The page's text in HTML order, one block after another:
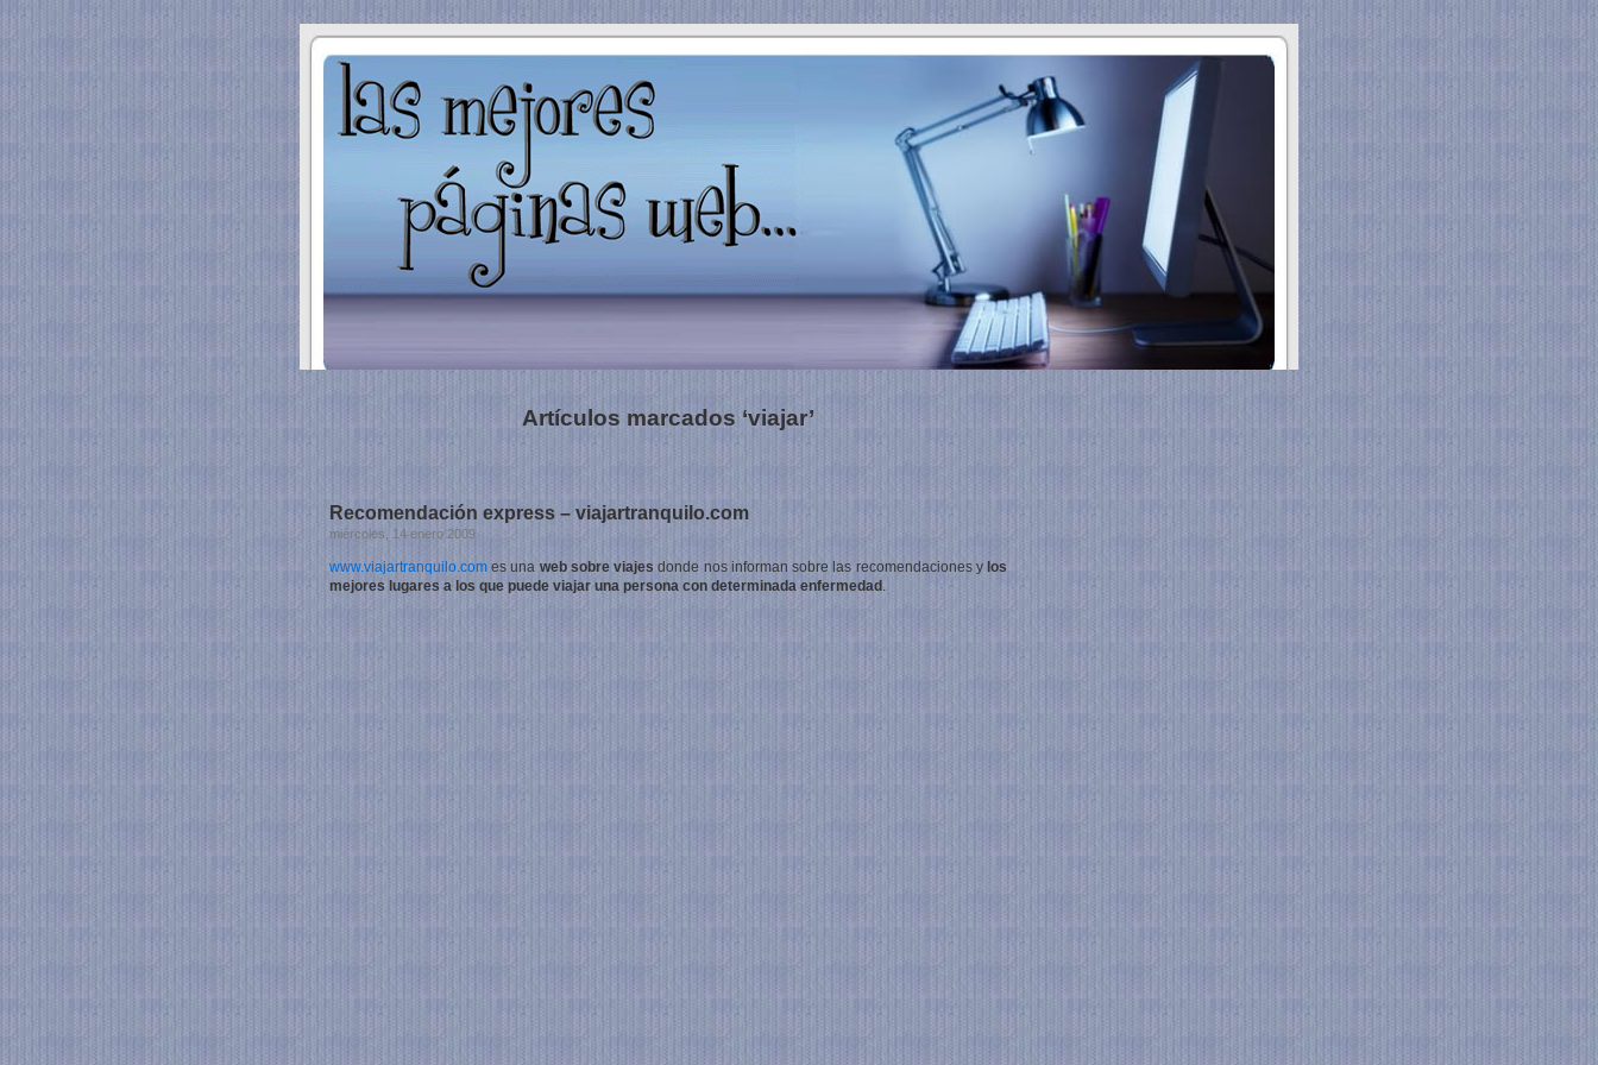
Artículos marcados ‘viajar’
Recomendación express – viajartranquilo.com
miércoles, 14 enero 2009
www.viajartranquilo.com es una web sobre viajes donde nos informan sobre las recomendaciones ylos
mejores lugares a los que puede viajar una persona con determinada enfermedad .